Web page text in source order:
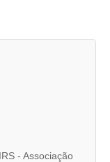
- Associação